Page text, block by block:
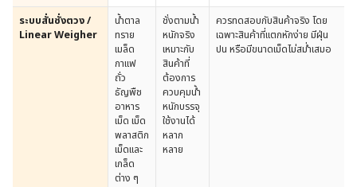
ระบบสั่นชั่งตวง /
Linear Weigher
น้ำตาล
ทราย
เมล็ด
กาแฟ
ถั่ว
ธัญพืช
อาหาร
เม็ด เม็ด
พลาสติก
เม็ดและ
เกล็ด
ต่าง ๆ
ชั่งตามน้ำ
หนักจริง
เหมาะกับ
สินค้าที่
ต้องการ
ควบคุมน้ำ
หนักบรรจุ
ใช้งานได้
หลาก
หลาย
ควรทดสอบกับสินค้าจริง โดย
เฉพาะสินค้าที่แตกหักง่าย มีฝุ่น
ปน หรือมีขนาดเม็ดไม่สม่ำเสมอ